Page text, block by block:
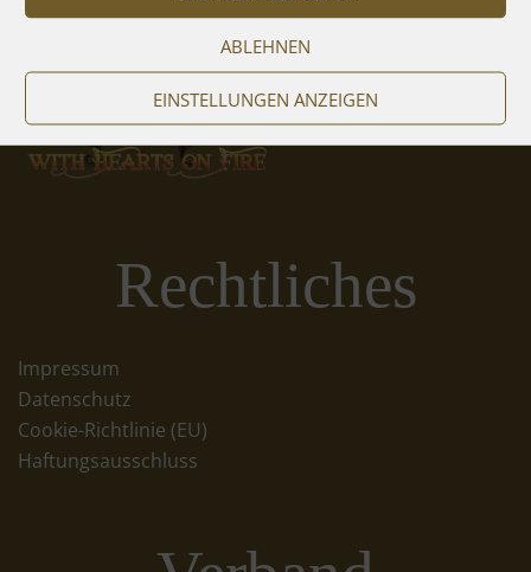
ABLEHNEN
EINSTELLUNGEN ANZEIGEN
Rechtliches
Impressum
Datenschutz
Cookie-Richtlinie (EU)
Haftungsausschluss